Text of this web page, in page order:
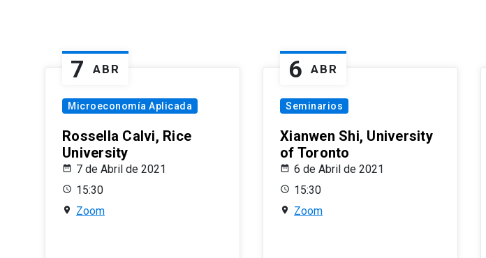
7 ABR
Microeconomía Aplicada
Rossella Calvi, Rice
University
7 de Abril de 2021
15:30
Zoom
6 ABR
Seminarios
Xianwen Shi, University
of Toronto
6 de Abril de 2021
15:30
Zoom